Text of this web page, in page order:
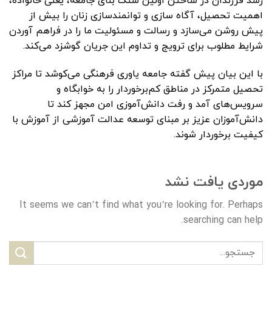
اهمیت تحصیل، آگاه سازی و توانمندسازی زنان را بیش از
پیش روشن می‌سازد و رسالت و مسئولیت ما را در فراهم آوردن
شرایط مطلوب برای ترویج و تداوم این جریان گوشزد می‌کند.
با این بیان پیش گفته جامعه یاوری فرهنگی می‌کوشد تا مراکز
تحصیل متمرکز در مناطق کم‌برخوردار را به خوابگاه و
سرویس‌های آمد و رفت دانش‌آموزی امن مجهز کند تا
دانش‌آموزان عزیز بر مبنای توسعه عدالت آموزشی از آموزش با
کیفیت برخوردار شوند.
موردی یافت نشد
It seems we can’t find what you’re looking for. Perhaps
searching can help.